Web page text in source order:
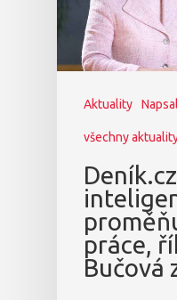
Aktuality
všechny
práce,
Bučová